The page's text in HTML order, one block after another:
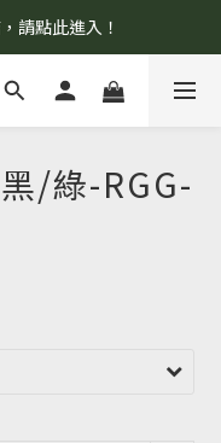
請見諒！
請點此進入！
請見諒！
/綠-RGG-